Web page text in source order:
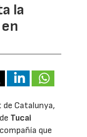
la
Catalunya,
Tucai
que